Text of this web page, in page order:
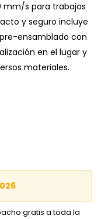
mm/s para trabajos
y seguro incluye
ensamblado con
en el lugar y
materiales.
gratis a toda la